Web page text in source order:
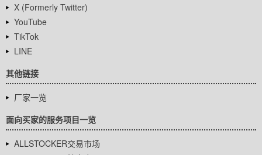
X (Formerly Twitter)
YouTube
TikTok
LINE
其他链接
厂家一览
面向买家的服务项目一览
ALLSTOCKER交易市场